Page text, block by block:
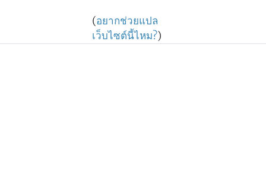
(อยากช่วยแปล
เว็บไซต์นี้ไหม?)